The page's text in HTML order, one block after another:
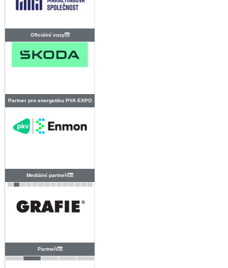
Oficiální vozy
Partner pro energetiku PVA EXPO
Mediální partneři
Partneři